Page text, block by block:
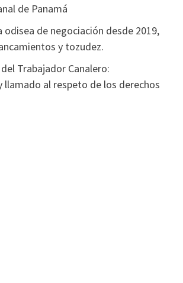
de Panamá
odisea de negociación desde 2019,
y tozudez.
Trabajador Canalero:
llamado al respeto de los derechos